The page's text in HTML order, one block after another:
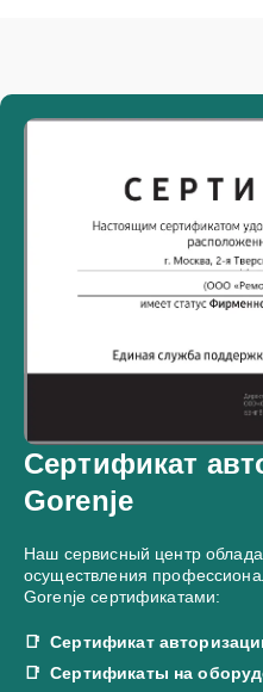
Сертификат
Gorenje
Наш сервисный центр
осуществления
Gorenje сертификатами:
Сертификат
Сертификаты на